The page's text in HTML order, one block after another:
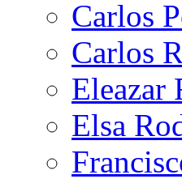
Carlos
Carlos
Eleazar
Elsa